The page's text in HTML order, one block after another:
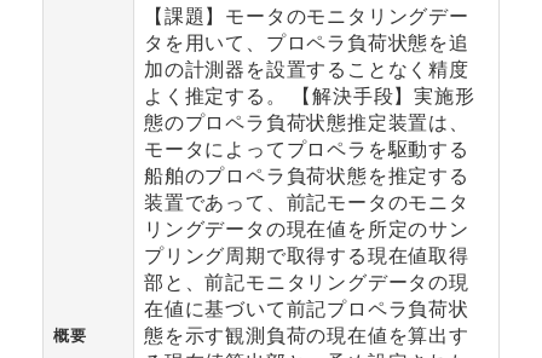
概要
【課題】モータのモニタリングデー
タを用いて、プロペラ負荷状態を追
加の計測器を設置することなく精度
よく推定する。 【解決手段】実施形
態のプロペラ負荷状態推定装置は、
モータによってプロペラを駆動する
船舶のプロペラ負荷状態を推定する
装置であって、前記モータのモニタ
リングデータの現在値を所定のサン
プリング周期で取得する現在値取得
部と、前記モニタリングデータの現
在値に基づいて前記プロペラ負荷状
態を示す観測負荷の現在値を算出す